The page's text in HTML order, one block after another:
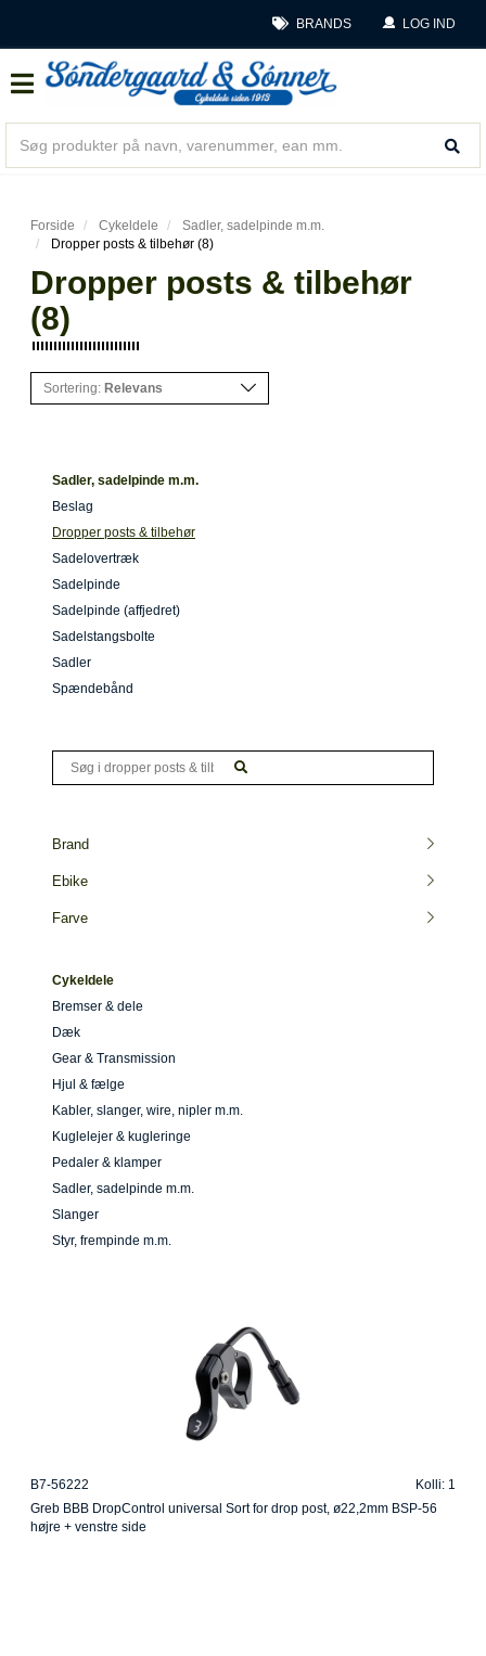
BRANDS LOG IND
Forside Cykeldele
Sadler, sadelpinde m.m.
Dropper posts & tilbehør (8)
Dropper posts & tilbehør
(8)
Sortering: Relevans
Sadler, sadelpinde m.m.
Beslag
Dropper posts & tilbehør
Sadelovertræk
Sadelpinde
Sadelpinde (affjedret)
Sadelstangsbolte
Sadler
Spændebånd
Brand
Ebike
Farve
Cykeldele
Bremser & dele
Dæk
Gear & Transmission
Hjul & fælge
Kabler, slanger, wire, nipler m.m.
Kuglelejer & kugleringe
Pedaler & klamper
Sadler, sadelpinde m.m.
Slanger
Styr, frempinde m.m.
B7-56222
Kolli: 1
Greb BBB DropControl universal Sort for drop post, ø22,2mm BSP-56
højre + venstre side